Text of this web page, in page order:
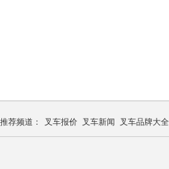
推荐频道： 叉车报价 叉车新闻 叉车品牌大全